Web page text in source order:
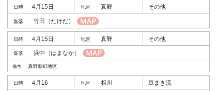
その他
4月15日 真野
竹田 （たけだ）
その他
4月15日 真野
浜中 （はまなか）
真野新町地区
豆まき流
4月16 相川